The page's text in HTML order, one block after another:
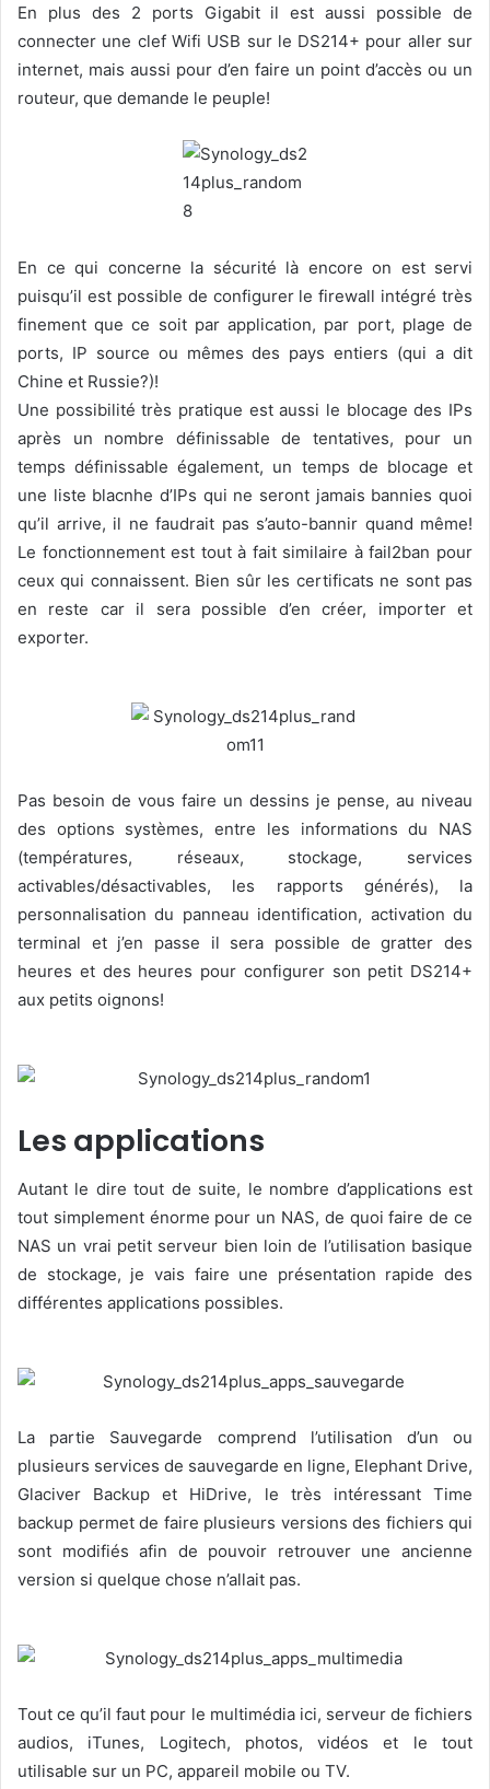
En plus des 2 ports Gigabit il est aussi possible de
connecter une clef Wifi USB sur le DS214+ pour aller sur
internet, mais aussi pour d’en faire un point d’accès ou un
routeur, que demande le peuple!
En ce qui concerne la sécurité là encore on est servi
puisqu’il est possible de configurer le firewall intégré très
finement que ce soit par application, par port, plage de
ports, IP source ou mêmes des pays entiers (qui a dit
Chine et Russie?)!
Une possibilité très pratique est aussi le blocage des IPs
après un nombre définissable de tentatives, pour un
temps définissable également, un temps de blocage et
une liste blacnhe d’IPs qui ne seront jamais bannies quoi
qu’il arrive, il ne faudrait pas s’auto-bannir quand même!
Le fonctionnement est tout à fait similaire à fail2ban pour
ceux qui connaissent. Bien sûr les certificats ne sont pas
en reste car il sera possible d’en créer, importer et
exporter.
Pas besoin de vous faire un dessins je pense, au niveau
des options systèmes, entre les informations du NAS
(températures, réseaux, stockage, services
activables/désactivables, les rapports générés), la
personnalisation du panneau identification, activation du
terminal et j’en passe il sera possible de gratter des
heures et des heures pour configurer son petit DS214+
aux petits oignons!
Les applications
Autant le dire tout de suite, le nombre d’applications est
tout simplement énorme pour un NAS, de quoi faire de ce
NAS un vrai petit serveur bien loin de l’utilisation basique
de stockage, je vais faire une présentation rapide des
différentes applications possibles.
La partie Sauvegarde comprend l’utilisation d’un ou
plusieurs services de sauvegarde en ligne, Elephant Drive,
Glaciver Backup et HiDrive, le très intéressant Time
backup permet de faire plusieurs versions des fichiers qui
sont modifiés afin de pouvoir retrouver une ancienne
version si quelque chose n’allait pas.
Tout ce qu’il faut pour le multimédia ici, serveur de fichiers
audios, iTunes, Logitech, photos, vidéos et le tout
utilisable sur un PC, appareil mobile ou TV.